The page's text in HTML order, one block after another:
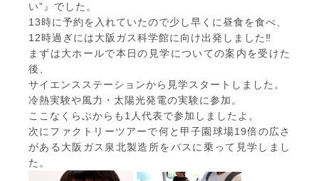
い”』でした。
13時に予約を入れていたので少し早くに昼食を食べ、
12時過ぎには大阪ガス科学館に向け出発しました‼
まずは大ホールで本日の見学についての案内を受けた
後、
サイエンスステーションから見学スタートしました。
冷熱実験や風力・太陽光発電の実験に参加。
ここなくらぶからも1人代表で参加しましたよ。
次にファクトリーツアーで何と甲子園球場19倍の広さ
がある大阪ガス泉北製造所をバスに乗って見学しまし
た。